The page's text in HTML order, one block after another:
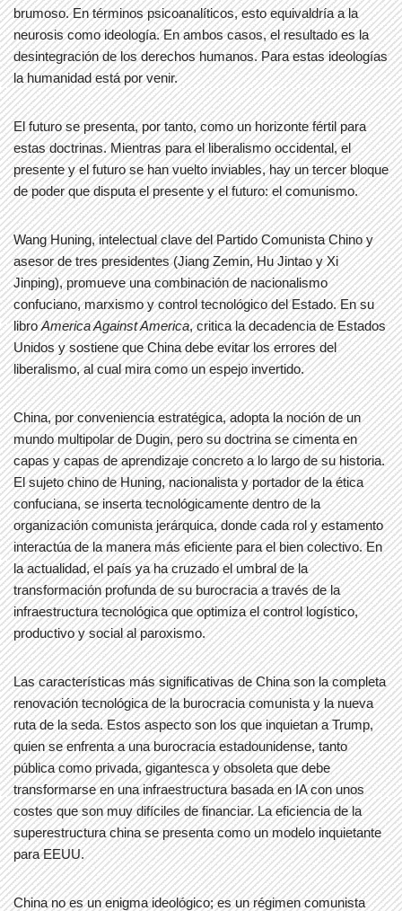
brumoso. En términos psicoanalíticos, esto equivaldría a la
neurosis como ideología. En ambos casos, el resultado es la
desintegración de los derechos humanos. Para estas ideologías
la humanidad está por venir.
El futuro se presenta, por tanto, como un horizonte fértil para
estas doctrinas. Mientras para el liberalismo occidental, el
presente y el futuro se han vuelto inviables, hay un tercer bloque
de poder que disputa el presente y el futuro: el comunismo.
Wang Huning, intelectual clave del Partido Comunista Chino y
asesor de tres presidentes (Jiang Zemin, Hu Jintao y Xi
Jinping), promueve una combinación de nacionalismo
confuciano, marxismo y control tecnológico del Estado. En su
libroAmerica Against America, critica la decadencia de Estados
Unidos y sostiene que China debe evitar los errores del
liberalismo, al cual mira como un espejo invertido.
China, por conveniencia estratégica, adopta la noción de un
mundo multipolar de Dugin, pero su doctrina se cimenta en
capas y capas de aprendizaje concreto a lo largo de su historia.
El sujeto chino de Huning, nacionalista y portador de la ética
confuciana, se inserta tecnológicamente dentro de la
organización comunista jerárquica, donde cada rol y estamento
interactúa de la manera más eficiente para el bien colectivo. En
la actualidad, el país ya ha cruzado el umbral de la
transformación profunda de su burocracia a través de la
infraestructura tecnológica que optimiza el control logístico,
productivo y social al paroxismo.
Las características más significativas de China son la completa
renovación tecnológica de la burocracia comunista y la nueva
ruta de la seda. Estos aspecto son los que inquietan a Trump,
quien se enfrenta a una burocracia estadounidense, tanto
pública como privada, gigantesca y obsoleta que debe
transformarse en una infraestructura basada en IA con unos
costes que son muy difíciles de financiar. La eficiencia de la
superestructura china se presenta como un modelo inquietante
para EEUU.
China no es un enigma ideológico; es un régimen comunista